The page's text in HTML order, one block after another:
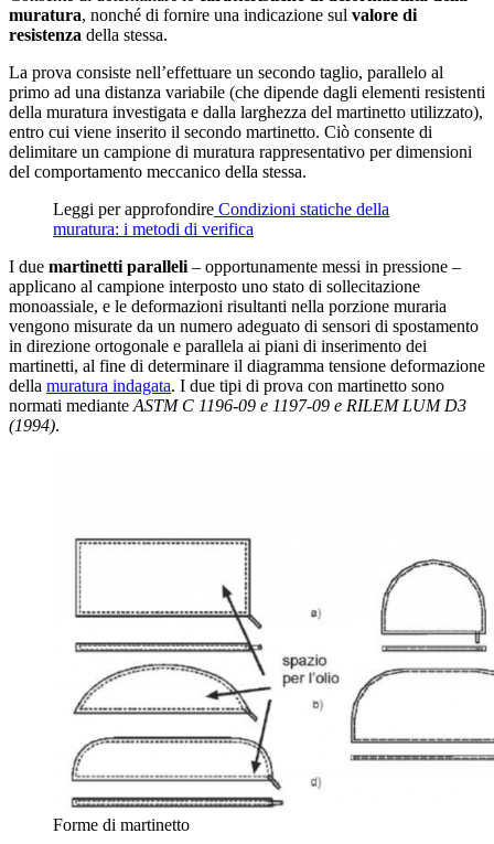
muratura, nonché di fornire una indicazione sul valore di
resistenza della stessa.
La prova consiste nell’effettuare un secondo taglio, parallelo al
primo ad una distanza variabile (che dipende dagli elementi resistenti
della muratura investigata e dalla larghezza del martinetto utilizzato),
entro cui viene inserito il secondo martinetto. Ciò consente di
delimitare un campione di muratura rappresentativo per dimensioni
del comportamento meccanico della stessa.
Leggi per approfondire Condizioni statiche della
muratura: i metodi di verifica
I due martinetti paralleli – opportunamente messi in pressione –
applicano al campione interposto uno stato di sollecitazione
monoassiale, e le deformazioni risultanti nella porzione muraria
vengono misurate da un numero adeguato di sensori di spostamento
in direzione ortogonale e parallela ai piani di inserimento dei
martinetti, al fine di determinare il diagramma tensione deformazione
della muratura indagata. I due tipi di prova con martinetto sono
normati mediante ASTM C 1196-09 e 1197-09 e RILEM LUM D3
(1994).
Forme di martinetto